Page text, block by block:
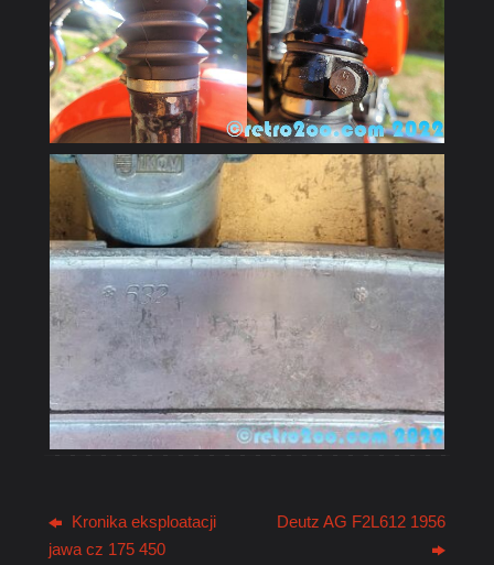
Kronika eksploatacji
jawa cz 175 450
Deutz AG F2L612 1956